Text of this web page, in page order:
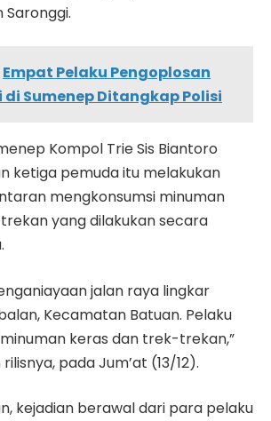
Empat Pelaku Pengoplosan
di Sumenep Ditangkap Polisi
Kompol Trie Sis Biantoro
ketiga pemuda itu melakukan
mengkonsumsi minuman
yang dilakukan secara
jalan raya lingkar
Kecamatan Batuan. Pelaku
keras dan trek-trekan,”
pada Jum’at (13/12).
kejadian berawal dari para pelaku